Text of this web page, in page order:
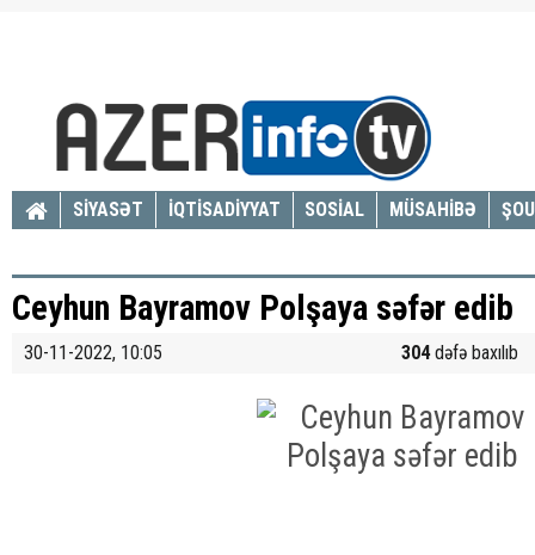
SİYASƏT İQTİSADİYYAT SOSİAL MÜSAHİBƏ
Ceyhun Bayramov Polşaya səfər edib
30-11-2022, 10:05 304dəfə baxılıb